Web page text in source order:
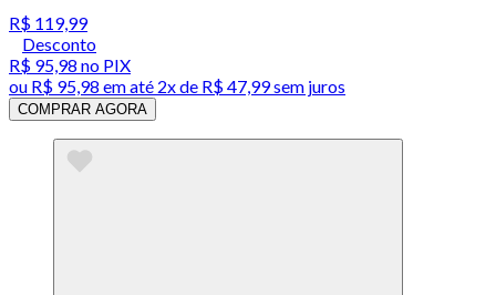
R$ 119,99
Desconto
R$ 95,98 no PIX
ou R$ 95,98 em até 2x de R$ 47,99 sem juros
COMPRAR AGORA